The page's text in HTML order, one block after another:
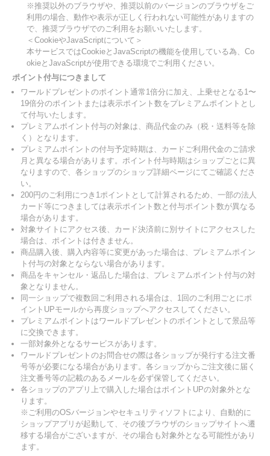
※推奨以外のブラウザや、推奨以前のバージョンのブラウザをご
利用の場合、動作や表示が正しく行われない可能性がありますの
で、推奨ブラウザでのご利用をお願いいたします。
＜CookieやJavaScriptについて＞
本サービスではCookieとJavaScriptの機能を使用している為、Co
okieとJavaScriptが使用できる環境でご利用ください。
ポイント付与につきまして
ワールドプレゼントのポイント通常1倍分に加え、上乗せとなる1〜
19倍分のポイントまたは表示ポイント数をプレミアムポイントとし
て付与いたします。
プレミアムポイント付与の対象は、商品代金のみ（税・送料等を除
く）となります。
プレミアムポイントの付与予定時期は、カードご利用代金のご請求
月と異なる場合があります。ポイント付与時期はショップごとに異
なりますので、各ショップのショップ詳細ページにてご確認くださ
い。
200円のご利用につき1ポイントとして計算されるため、一部の法人
カード等につきましては表示ポイント数と付与ポイント数が異なる
場合があります。
対象サイトにアクセス後、カード決済前に別サイトにアクセスした
場合は、ポイントは付きません。
商品購入後、購入内容等に変更があった場合は、プレミアムポイン
ト付与の対象とならない場合があります。
商品をキャンセル・返品した場合は、プレミアムポイント付与の対
象となりません。
同一ショップで複数回ご利用される場合は、1回のご利用ごとにポ
イントUPモールから再度ショップへアクセスしてください。
プレミアムポイントはワールドプレゼントのポイントとして景品等
に交換できます。
一部対象外となるサービスがあります。
ワールドプレゼントのお問合せの際は各ショップが発行する注文番
号等が必要になる場合があります。各ショップからご注文後に届く
注文番号等の記載のあるメールを必ず保管してください。
各ショップのアプリ上で購入した場合はポイントUPの対象外とな
ります。
※ご利用のOSバージョンやセキュリティソフトにより、自動的に
ショップアプリが起動して、その後ブラウザのショップサイトへ遷
移する場合がございますが、その場合も対象外となる可能性があり
ます。